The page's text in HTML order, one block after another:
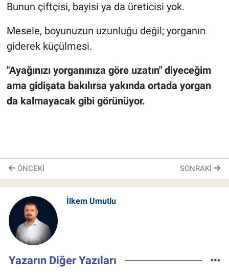
Bunun çiftçisi, bayisi ya da üreticisi yok.
Mesele, boyunuzun uzunluğu değil; yorganın
giderek küçülmesi.
"Ayağınızı yorganınıza göre uzatın" diyeceğim
ama gidişata bakılırsa yakında ortada yorgan
da kalmayacak gibi görünüyor.
ÖNCEKI SONRAKI
İlkem Umutlu
Yazarın Diğer Yazıları